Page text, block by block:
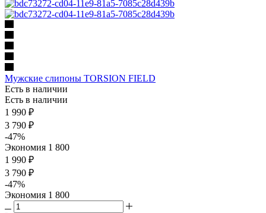
Мужские слипоны TORSION FIELD
Есть в наличии
Есть в наличии
1 990 ₽
3 790 ₽
-47%
Экономия 1 800
1 990 ₽
3 790 ₽
-47%
Экономия 1 800